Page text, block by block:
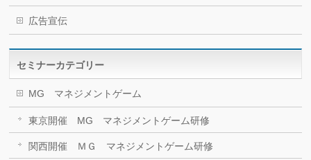
広告宣伝
セミナーカテゴリー
MG マネジメントゲーム
東京開催 MG マネジメントゲーム研修
関西開催 ＭＧ マネジメントゲーム研修